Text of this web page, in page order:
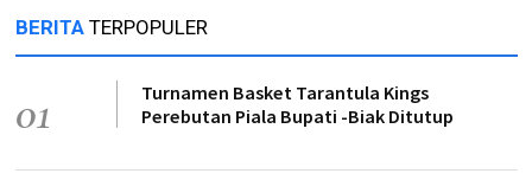
BERITA TERPOPULER
01
Turnamen Basket Tarantula Kings
Perebutan Piala Bupati -Biak Ditutup